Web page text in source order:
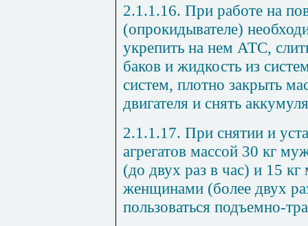
2.1.1.16. При работе на
(опрокидывателе)
укрепить на нем АТС,
баков и жидкость из
систем, плотно закрыть
двигателя и снять
2.1.1.17. При снятии и
агрегатов массой 30 кг
(до двух раз в час) и 15
женщинами (более двух
пользоваться подъемно-